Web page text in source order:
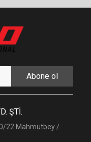
Abone ol
ŞTİ.
22 Mahmutbey /